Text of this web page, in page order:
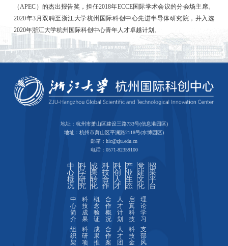
（APEC）的杰出报告奖，担任2018年ECCE国际学术会议的分会场主席。
2020年3月双聘至浙江大学杭州国际科创中心先进半导体研究院，并入选
2020年浙江大学杭州国际科创中心青年人才卓越计划。
地址：杭州市萧山区建设三路733号(信息港园区)
地址：杭州市萧山区平澜路2118号(水博园区)
邮箱：hic@zju.edu.cn
电话：0571-82359100
中
心
概
况
中
心
简
介
组
织
架
科
学
研
究
科
技
成
果
科
研
项
成
果
转
化
概
念
验
证
成
果
推
科
技
合
作
合
作
概
况
合
作
案
科
创
人
才
人
才
计
划
人
才
团
产
业
生
态
启
真
科
技
科
技
金
党
建
文
化
理
论
学
习
支
部
风
招
采
平
台